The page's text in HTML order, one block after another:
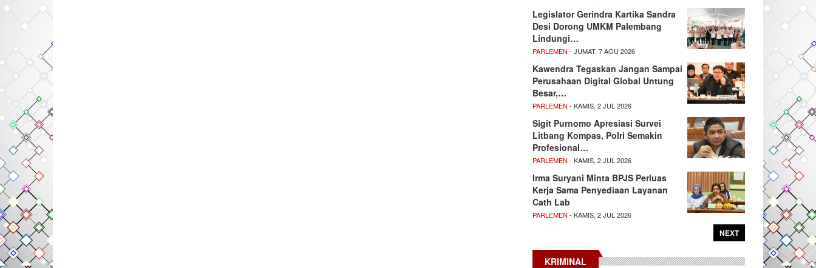
Legislator Gerindra Kartika Sandra
Desi Dorong UMKM Palembang
Lindungi…
PARLEMEN - JUMAT, 7 AGU 2026
Kawendra Tegaskan Jangan Sampai
Perusahaan Digital Global Untung
Besar,…
PARLEMEN - KAMIS, 2 JUL 2026
Sigit Purnomo Apresiasi Survei
Litbang Kompas, Polri Semakin
Profesional…
PARLEMEN - KAMIS, 2 JUL 2026
Irma Suryani Minta BPJS Perluas
Kerja Sama Penyediaan Layanan
Cath Lab
PARLEMEN - KAMIS, 2 JUL 2026
NEXT
KRIMINAL